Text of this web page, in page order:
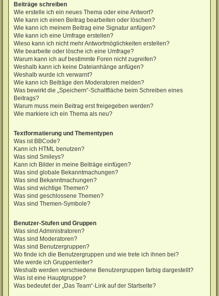
Beiträge schreiben
Wie erstelle ich ein neues Thema oder eine Antwort?
Wie kann ich einen Beitrag bearbeiten oder löschen?
Wie kann ich meinem Beitrag eine Signatur anfügen?
Wie kann ich eine Umfrage erstellen?
Wieso kann ich nicht mehr Antwortmöglichkeiten erstellen?
Wie bearbeite oder lösche ich eine Umfrage?
Warum kann ich auf bestimmte Foren nicht zugreifen?
Weshalb kann ich keine Dateianhänge anfügen?
Weshalb wurde ich verwarnt?
Wie kann ich Beiträge den Moderatoren melden?
Was bewirkt die „Speichern“-Schaltfläche beim Schreiben eines
Beitrags?
Warum muss mein Beitrag erst freigegeben werden?
Wie markiere ich ein Thema als neu?
Textformatierung und Thementypen
Was ist BBCode?
Kann ich HTML benutzen?
Was sind Smileys?
Kann ich Bilder in meine Beiträge einfügen?
Was sind globale Bekanntmachungen?
Was sind Bekanntmachungen?
Was sind wichtige Themen?
Was sind geschlossene Themen?
Was sind Themen-Symbole?
Benutzer-Stufen und Gruppen
Was sind Administratoren?
Was sind Moderatoren?
Was sind Benutzergruppen?
Wo finde ich die Benutzergruppen und wie trete ich ihnen bei?
Wie werde ich Gruppenleiter?
Weshalb werden verschiedene Benutzergruppen farbig dargestellt?
Was ist eine Hauptgruppe?
Was bedeutet der „Das Team“-Link auf der Startseite?